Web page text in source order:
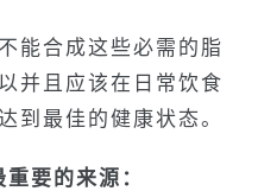
能合成这些必需的脂
并且应该在日常饮食
到最佳的健康状态。
要的来源：